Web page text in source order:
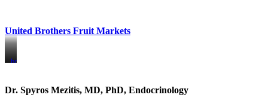
United Brothers Fruit Markets
https://www.unitedbrothersfruitmarkets.com/
https://www.unitedbrothersfruitmarkets.com/
Dr. Spyros Mezitis, MD, PhD, Endocrinology